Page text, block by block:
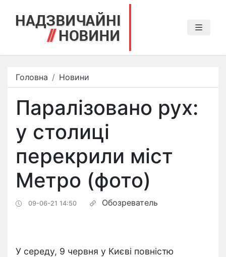
Головна Новини
Паралізовано рух:
у столиці
перекрили міст
Метро (фото)
09-06-21 14:50 Обозреватель
У середу, 9 червня у Києві повністю